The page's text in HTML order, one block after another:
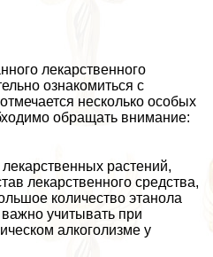
лекарственного
ознакомиться с
несколько особых
обращать внимание:
растений,
лекарственного средства,
количество этанола
учитывать при
алкоголизме у